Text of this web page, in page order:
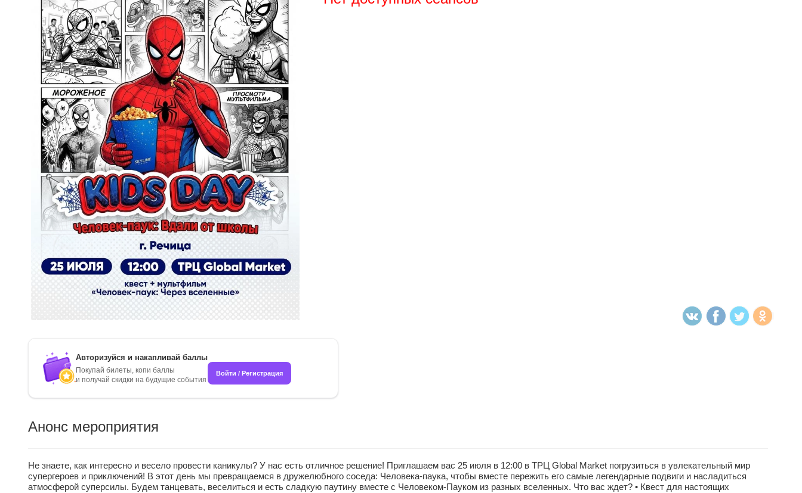
Авторизуйся и накапливай баллы
Покупай билеты, копи баллы
и получай скидки на будущие события
Войти / Регистрация
Анонс мероприятия
Не знаете, как интересно и весело провести каникулы? У нас есть отличное решение! Приглашаем вас 25 июля в 12:00 в ТРЦ Global Market погрузиться в увлекательный мир
супергероев и приключений! В этот день мы превращаемся в дружелюбного соседа: Человека-паука, чтобы вместе пережить его самые легендарные подвиги и насладиться
атмосферой суперсилы. Будем танцевать, веселиться и есть сладкую паутину вместе с Человеком-Пауком из разных вселенных. Что вас ждет? • Квест для настоящих